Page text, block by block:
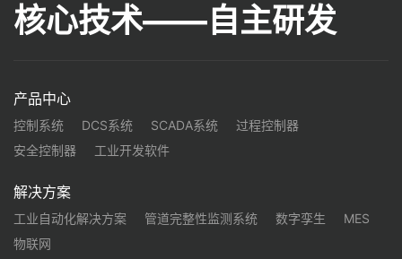
核心技术——自主研发
产品中心
控制系统 DCS系统 SCADA系统
过程控制器
安全控制器
工业开发软件
解决方案
工业自动化解决方案 管道完整性监测系统 数字孪生
MES
物联网